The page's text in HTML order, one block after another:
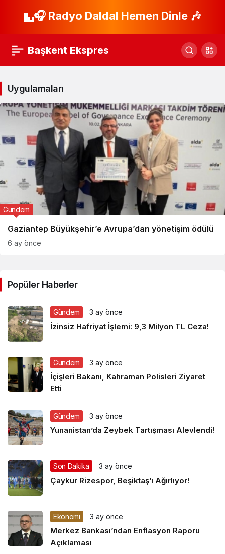
🎧 Radyo Daldal Hemen Dinle 🎶
Başkent Ekspres
Uygulamaları
Gaziantep Büyükşehir’e Avrupa’dan yönetişim ödülü
Gündem
6 ay önce
Popüler Haberler
Gündem 3 ay önce
İzinsiz Hafriyat İşlemi: 9,3 Milyon TL Ceza!
Gündem 3 ay önce
İçişleri Bakanı, Kahraman Polisleri Ziyaret
Etti
Gündem 3 ay önce
Yunanistan’da Zeybek Tartışması Alevlendi!
Son Dakika 3 ay önce
Çaykur Rizespor, Beşiktaş’ı Ağırlıyor!
Ekonomi 3 ay önce
Merkez Bankası’ndan Enflasyon Raporu
Açıklaması